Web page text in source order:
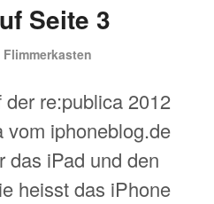
Seite 3
Flimmerkasten
re:publica 2012
vom iphoneblog.de
das iPad und den
heisst das iPhone